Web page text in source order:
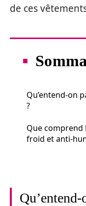
de ces
Qu’entend-on
?
Que
froid et anti-